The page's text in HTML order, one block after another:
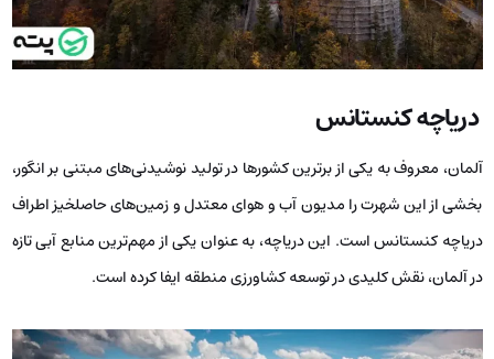
دریاچه کنستانس
آلمان، معروف به یکی از برترین کشورها در تولید نوشیدنی‌های مبتنی بر انگور،
بخشی از این شهرت را مدیون آب و هوای معتدل و زمین‌های حاصلخیز اطراف
دریاچه کنستانس است. این دریاچه، به عنوان یکی از مهم‌ترین منابع آبی تازه
در آلمان، نقش کلیدی در توسعه کشاورزی منطقه ایفا کرده است.